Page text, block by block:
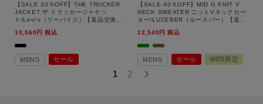
【SALE 30％OFF】THE TRUCKER
JACKET ザ トラッカージャケッ
ト/Levi's（リーバイス）【返品交換不
10,560
税込
MENS セール
【SALE 40％OFF】MID G KNIT V
NECK SWEATER ニットVネックセー
ター/LUCEBER（ルースバー）【返品
12,540
税込
MENS セール WEB限定
1 2